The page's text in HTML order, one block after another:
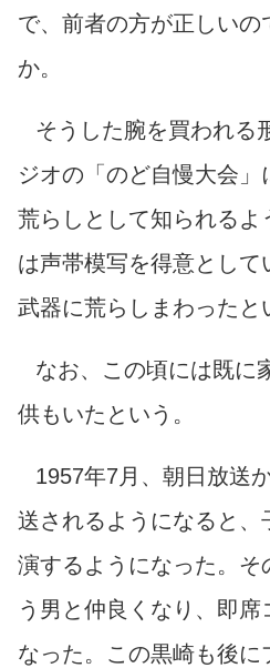
で、前者の方が正しいの
か。
そうした腕を買われる
ジオの「のど自慢大会」
荒らしとして知られるよ
は声帯模写を得意として
武器に荒らしまわったと
なお、この頃には既に
供もいたという。
1957年7月、朝日放送
送されるようになると、
演するようになった。そ
う男と仲良くなり、即
なった。この黒崎も後に